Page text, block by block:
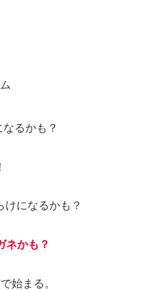
るかも？
になるかも？
ネかも？
始まる。